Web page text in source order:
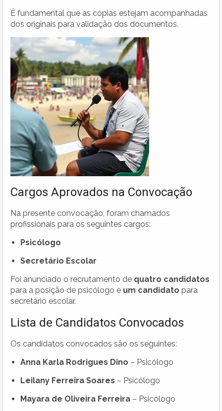
É fundamental que as cópias estejam acompanhadas
dos originais para validação dos documentos.
Cargos Aprovados na Convocação
Na presente convocação, foram chamados
profissionais para os seguintes cargos:
Psicólogo
Secretário Escolar
Foi anunciado o recrutamento de quatro candidatos
para a posição de psicólogo e um candidato para
secretário escolar.
Lista de Candidatos Convocados
Os candidatos convocados são os seguintes:
Anna Karla Rodrigues Dino – Psicólogo
Leilany Ferreira Soares – Psicólogo
Mayara de Oliveira Ferreira – Psicólogo